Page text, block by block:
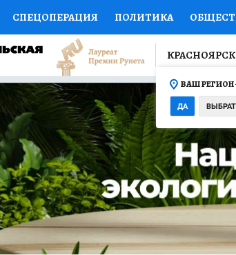
СПЕЦОПЕРАЦИЯ ПОЛИТИКА
НАУКА СПОРТ КОЛУМНИСТЫ
ДОКТОР ФИНАНСЫ ОТКРЫВАЕМ
ПРОГНОЗЫ НА СПОРТ ПРОМОКОДЫ
НЕДВИЖИМОСТЬ ТЕЛЕВИЗОР
ТЕСТЫ НОВОЕ НА САЙТЕ
КРАСНОЯРСК
ВАШ
ДА